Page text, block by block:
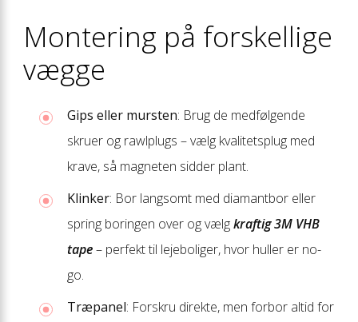
Montering på forskellige
vægge
Gips eller mursten: Brug de medfølgende
skruer og rawlplugs – vælg kvalitetsplug med
krave, så magneten sidder plant.
Klinker: Bor langsomt med diamantbor eller
spring boringen over og vælgkraftig 3M VHB
tape– perfekt til lejeboliger, hvor huller er no-
go.
Træpanel: Forskru direkte, men forbor altid for